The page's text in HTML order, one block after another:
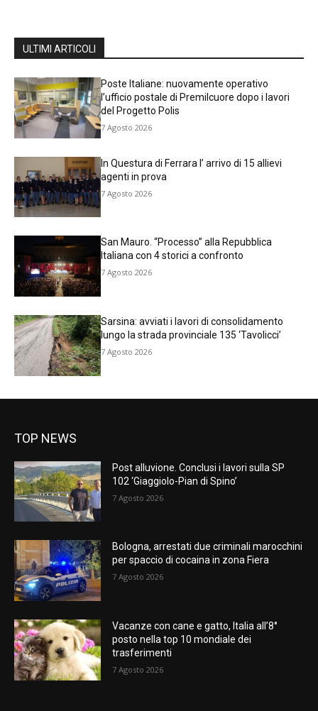
ULTIMI ARTICOLI
Poste Italiane: nuovamente operativo
l’ufficio postale di Premilcuore dopo i lavori
del Progetto Polis
7 Agosto 2026
In Questura di Ferrara l’ arrivo di 15 allievi
agenti in prova
7 Agosto 2026
San Mauro. “Processo” alla Repubblica
Italiana con 4 storici a confronto
7 Agosto 2026
Sarsina: avviati i lavori di consolidamento
lungo la strada provinciale 135 ‘Tavolicci’
7 Agosto 2026
TOP NEWS
Post alluvione. Conclusi i lavori sulla SP
102 ‘Giaggiolo-Pian di Spino’
7 Agosto 2026
Bologna, arrestati due criminali marocchini
per spaccio di cocaina in zona Fiera
7 Agosto 2026
Vacanze con cane e gatto, Italia all’8°
posto nella top 10 mondiale dei
trasferimenti
7 Agosto 2026